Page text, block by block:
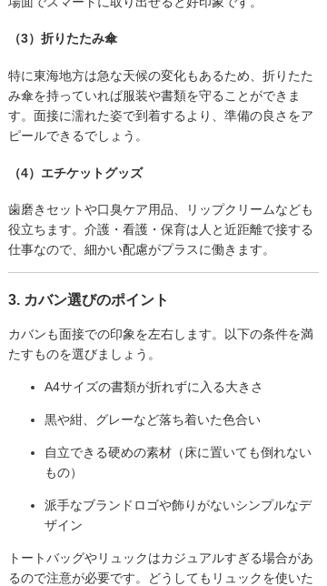
（3）折りたたみ傘
特に東海地方は急な天候の変化もあるため、折りたた
み傘を持っていれば服装や書類を守ることができま
す。面接に濡れた姿で到着するより、準備の良さをア
ピールできるでしょう。
（4）エチケットグッズ
歯磨きセットや口臭ケア用品、リップクリームなども
役立ちます。介護・看護・保育は人と近距離で接する
仕事なので、細かい配慮がプラスに働きます。
3. カバン選びのポイント
カバンも面接での印象を左右します。以下の条件を満
たすものを選びましょう。
A4サイズの書類が折れずに入る大きさ
黒や紺、グレーなど落ち着いた色合い
自立できる硬めの素材（床に置いても倒れない
もの）
派手なブランドロゴや飾りがないシンプルなデ
ザイン
トートバッグやリュックはカジュアルすぎる場合があ
るので注意が必要です。どうしてもリュックを使いた